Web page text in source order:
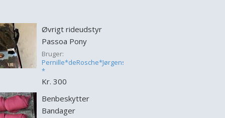
Øvrigt rideudstyr
Passoa Pony
Bruger:
Pernille*deRosche*Jørgensen
*
Kr. 300
Benbeskytter
Bandager